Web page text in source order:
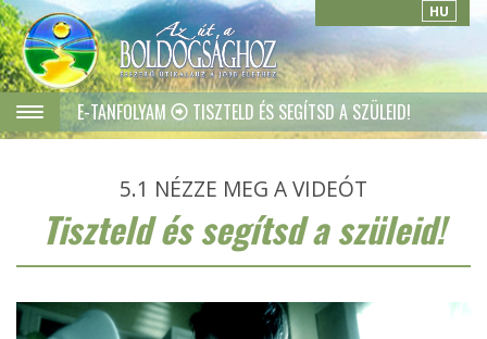
HU
E-TANFOLYAM TISZTELD ÉS SEGÍTSD A SZÜLEID!
5.1 NÉZZE MEG A VIDEÓT
Tiszteld és segítsd a szüleid!